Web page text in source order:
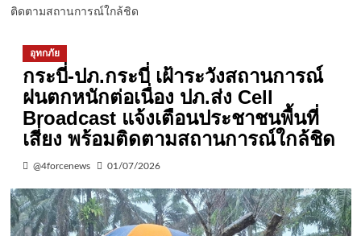
ติดตามสถานการณ์ใกล้ชิด
อุทกภัย
กระบี่-ปภ.กระบี่ เฝ้าระวังสถานการณ์
ฝนตกหนักต่อเนื่อง ปภ.ส่ง Cell
Broadcast แจ้งเตือนประชาชนพื้นที่
เสี่ยง พร้อมติดตามสถานการณ์ใกล้ชิด
@4forcenews 01/07/2026